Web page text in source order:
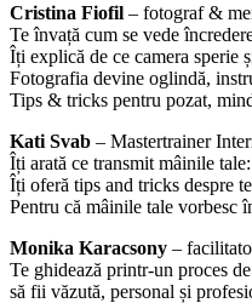
Cristina Fiofil – fotograf &
Te învață cum se vede
Îți explică de ce camera sperie
Fotografia devine oglindă,
Tips & tricks pentru pozat,
Kati Svab – Mastertrainer
Îți arată ce transmit mâinile
Îți oferă tips and tricks despre
Pentru că mâinile tale vorbesc
Monika Karacsony –
Te ghidează printr-un proces
să fii văzută, personal și